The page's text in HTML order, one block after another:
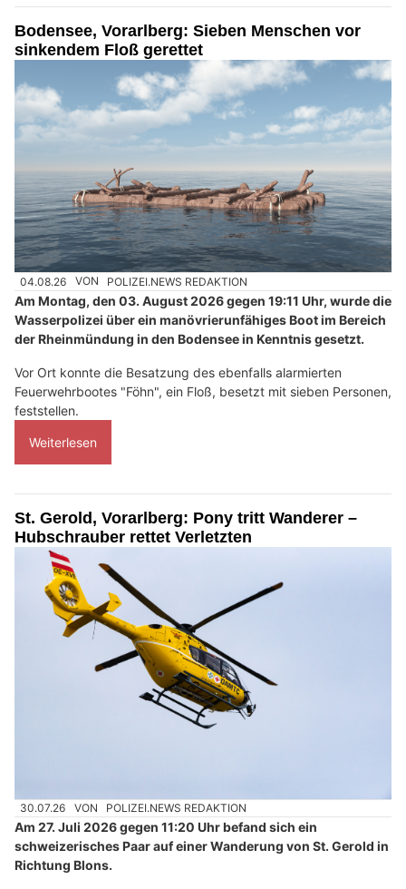
Bodensee, Vorarlberg: Sieben Menschen vor
sinkendem Floß gerettet
04.08.26 VON POLIZEI.NEWS REDAKTION
Am Montag, den 03. August 2026 gegen 19:11 Uhr, wurde die
Wasserpolizei über ein manövrierunfähiges Boot im Bereich
der Rheinmündung in den Bodensee in Kenntnis gesetzt.
Vor Ort konnte die Besatzung des ebenfalls alarmierten
Feuerwehrbootes "Föhn", ein Floß, besetzt mit sieben Personen,
feststellen.
Weiterlesen
St. Gerold, Vorarlberg: Pony tritt Wanderer –
Hubschrauber rettet Verletzten
30.07.26 VON POLIZEI.NEWS REDAKTION
Am 27. Juli 2026 gegen 11:20 Uhr befand sich ein
schweizerisches Paar auf einer Wanderung von St. Gerold in
Richtung Blons.